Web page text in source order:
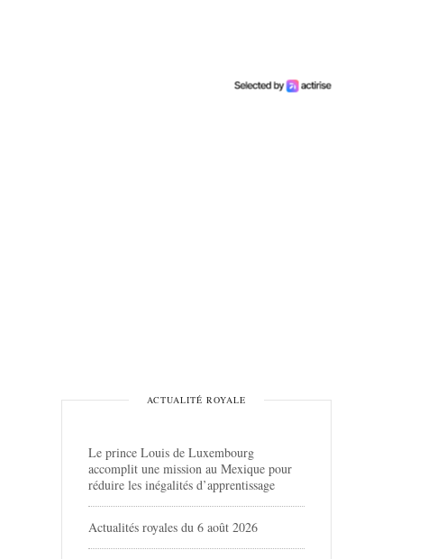
ACTUALITÉ ROYALE
Le prince Louis de Luxembourg
accomplit une mission au Mexique pour
réduire les inégalités d’apprentissage
Actualités royales du 6 août 2026